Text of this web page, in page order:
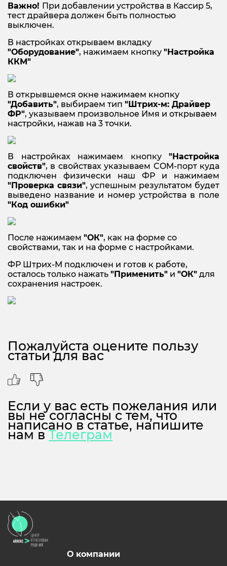
Важно! При добавлении устройства в Кассир 5,
тест драйвера должен быть полностью
выключен.
В настройках открываем вкладку
"Оборудование", нажимаем кнопку "Настройка
ККМ"
В открывшемся окне нажимаем кнопку
"Добавить", выбираем тип "Штрих-м: Драйвер
ФР", указываем произвольное Имя и открываем
настройки, нажав на 3 точки.
В настройках нажимаем кнопку "Настройка
свойств", в свойствах указываем COM-порт куда
подключен физически наш ФР и нажимаем
"Проверка связи", успешным результатом будет
выведено название и номер устройства в поле
"Код ошибки"
После нажимаем "ОК", как на форме со
свойствами, так и на форме с настройками.
ФР Штрих-М подключен и готов к работе,
осталось только нажать "Применить" и "ОК" для
сохранения настроек.
Пожалуйста оцените пользу
статьи для вас
Если у вас есть пожелания или
вы не согласны с тем, что
написано в статье, напишите
нам вТелеграм
О компании